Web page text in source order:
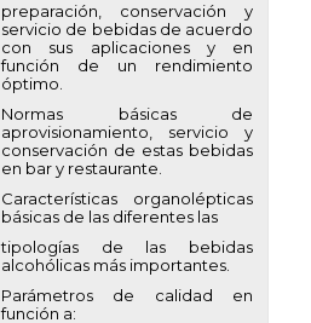
preparación, conservación y
servicio de bebidas de acuerdo
con sus aplicaciones y en
función de un rendimiento
óptimo.
Normas básicas de
aprovisionamiento, servicio y
conservación de estas bebidas
en bar y restaurante.
Características organolépticas
básicas de las diferentes las
tipologías de las bebidas
alcohólicas más importantes.
Parámetros de calidad en
función a: